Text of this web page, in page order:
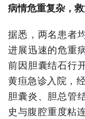
病情危重复杂，
据悉，两名患者
进展迅速的危重
前因胆囊结石行
黄疸急诊入院，
胆囊炎、胆总管
史与腹腔重度粘